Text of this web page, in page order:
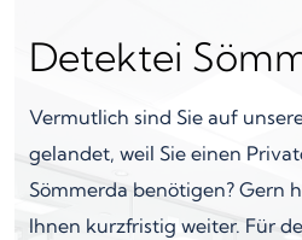
Detektei
Vermutlich sind Sie auf
gelandet, weil Sie einen
Sömmerda benötigen? Gern
Ihnen kurzfristig weiter. Für